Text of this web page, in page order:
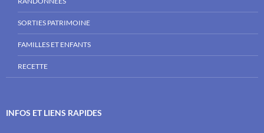
SORTIES PATRIMOINE
FAMILLES ET ENFANTS
RECETTE
INFOS ET LIENS RAPIDES